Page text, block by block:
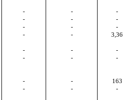
- - -
- - -
- - -
- - 3,36
- - -
- - -
- - 163
- - -